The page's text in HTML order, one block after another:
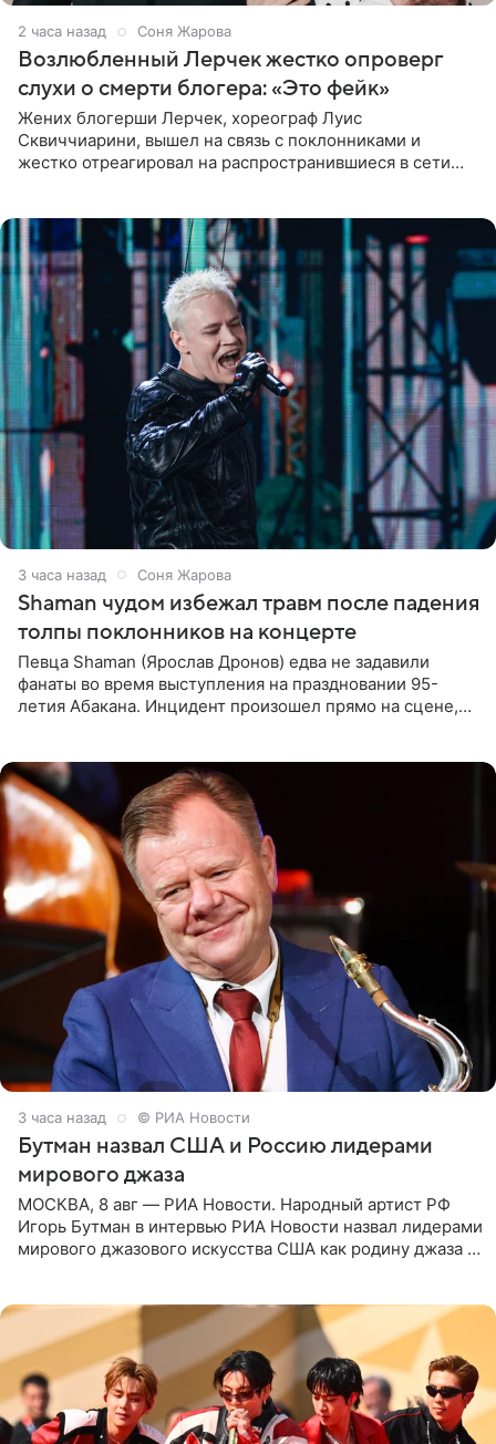
2 часа назад Соня Жарова
Возлюбленный Лерчек жестко опроверг
слухи о смерти блогера: «Это фейк»
Жених блогерши Лерчек, хореограф Луис
Сквиччиарини, вышел на связь с поклонниками и
жестко отреагировал на распространившиеся в сети
3 часа назад Соня Жарова
Shaman чудом избежал травм после падения
толпы поклонников на концерте
Певца Shaman (Ярослав Дронов) едва не задавили
фанаты во время выступления на праздновании 95-
летия Абакана. Инцидент произошел прямо на сцене,
3 часа назад © РИА Новости
Бутман назвал США и Россию лидерами
мирового джаза
МОСКВА, 8 авг — РИА Новости. Народный артист РФ
Игорь Бутман в интервью РИА Новости назвал лидерами
мирового джазового искусства США как родину джаза и